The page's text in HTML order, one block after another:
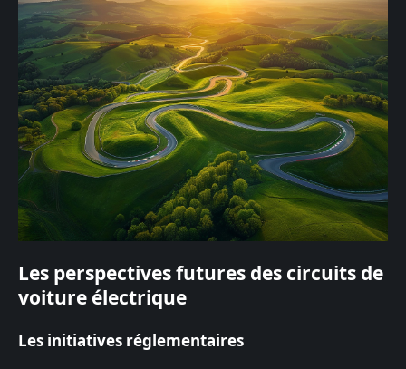
Les perspectives futures des circuits de
voiture électrique
Les initiatives réglementaires